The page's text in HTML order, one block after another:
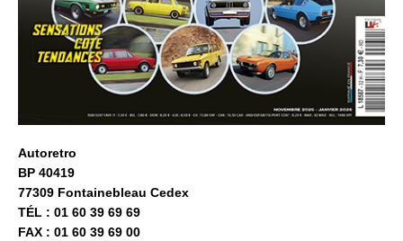
Autoretro
BP 40419
77309 Fontainebleau Cedex
TÉL : 01 60 39 69 69
FAX : 01 60 39 69 00